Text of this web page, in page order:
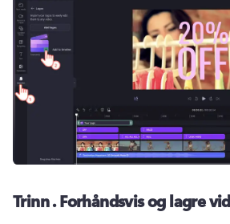
Trinn .Forhåndsvis og lagre